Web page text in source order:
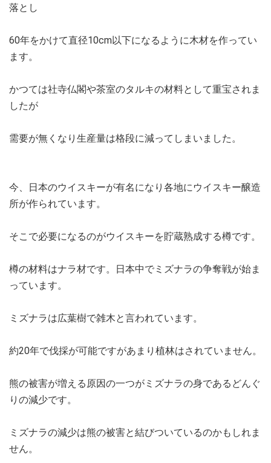
落とし
60年をかけて直径10cm以下になるように木材を作ってい
ます。
かつては社寺仏閣や茶室のタルキの材料として重宝されま
したが
需要が無くなり生産量は格段に減ってしまいました。
今、日本のウイスキーが有名になり各地にウイスキー醸造
所が作られています。
そこで必要になるのがウイスキーを貯蔵熟成する樽です。
樽の材料はナラ材です。日本中でミズナラの争奪戦が始ま
っています。
ミズナラは広葉樹で雑木と言われています。
約20年で伐採が可能ですがあまり植林はされていません。
熊の被害が増える原因の一つがミズナラの身であるどんぐ
りの減少です。
ミズナラの減少は熊の被害と結びついているのかもしれま
せん。